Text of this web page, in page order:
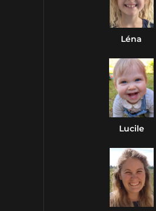
Léna
Lucile